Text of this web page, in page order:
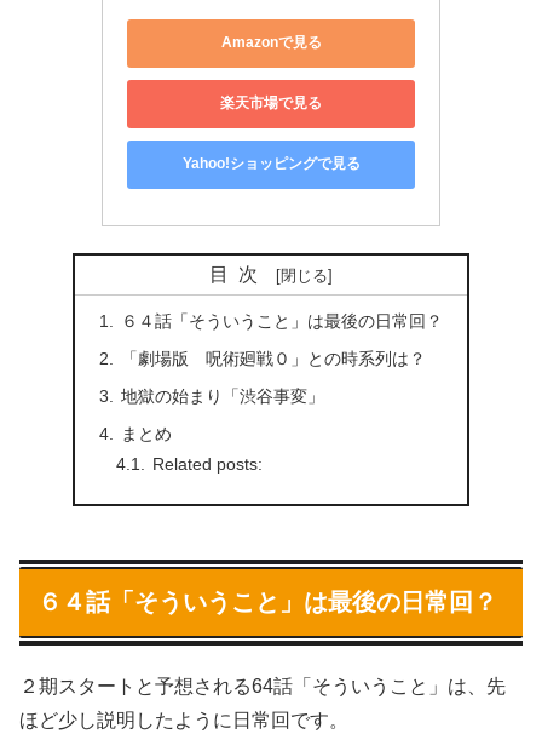
Amazonで見る
楽天市場で見る
Yahoo!ショッピングで見る
目次
６４話「そういうこと」は最後の日常回？
「劇場版 呪術廻戦０」との時系列は？
地獄の始まり「渋谷事変」
まとめ
Related posts:
６４話「そういうこと」は最後の日常回？
２期スタートと予想される64話「そういうこと」は、先
ほど少し説明したように日常回です。